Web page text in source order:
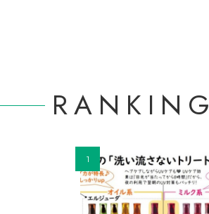
RANKING